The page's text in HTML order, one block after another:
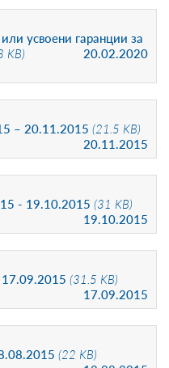
усвоени гаранции за
KB) 20.02.2020
– 20.11.2015 (21.5 KB)
20.11.2015
- 19.10.2015 (31 KB)
19.10.2015
(31.5 KB)
17.09.2015
(22 KB)